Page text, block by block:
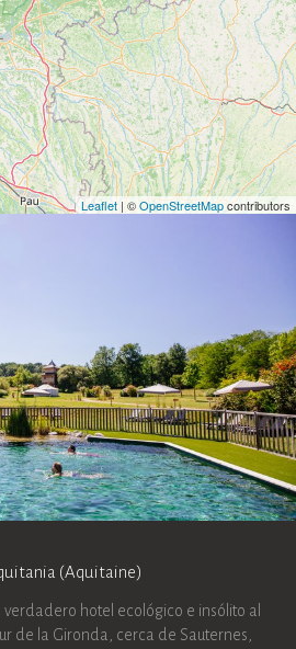
Leaflet | ©OpenStreetMapcontributors
(Aquitaine)
verdadero hotel ecológico e insólito al
de la Gironda, cerca de Sauternes,